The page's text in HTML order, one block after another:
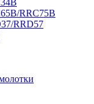
RRC75B
RRD57